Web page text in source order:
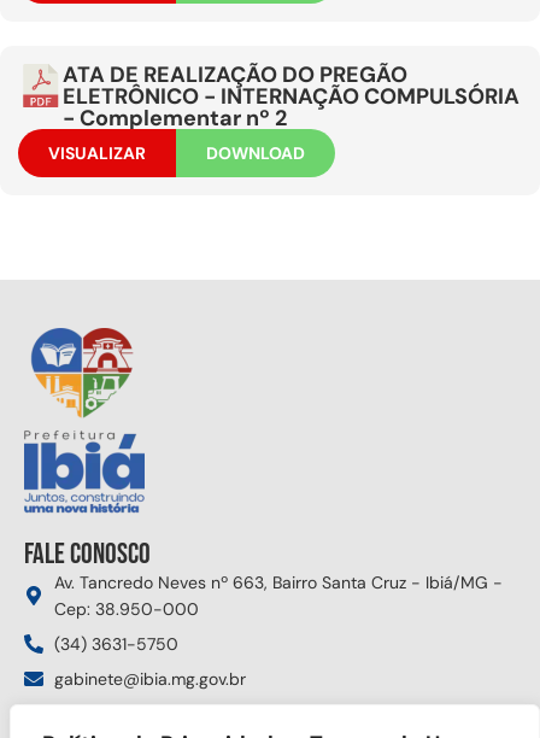
ATA DE REALIZAÇÃO DO PREGÃO
ELETRÔNICO - INTERNAÇÃO COMPULSÓRIA
- Complementar nº 2
VISUALIZAR DOWNLOAD
Fale conosco
Av. Tancredo Neves nº 663, Bairro Santa Cruz - Ibiá/MG -
Cep: 38.950-000
(34) 3631-5750
gabinete@ibia.mg.gov.br